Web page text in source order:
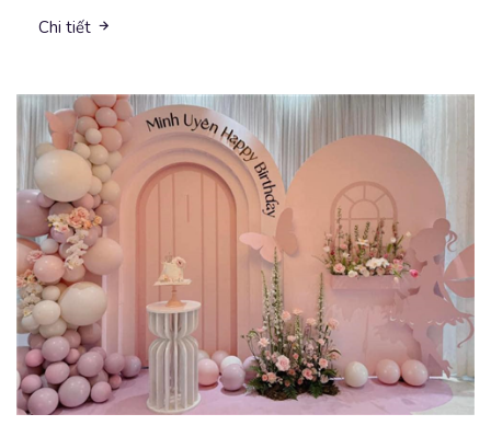
Chi tiết